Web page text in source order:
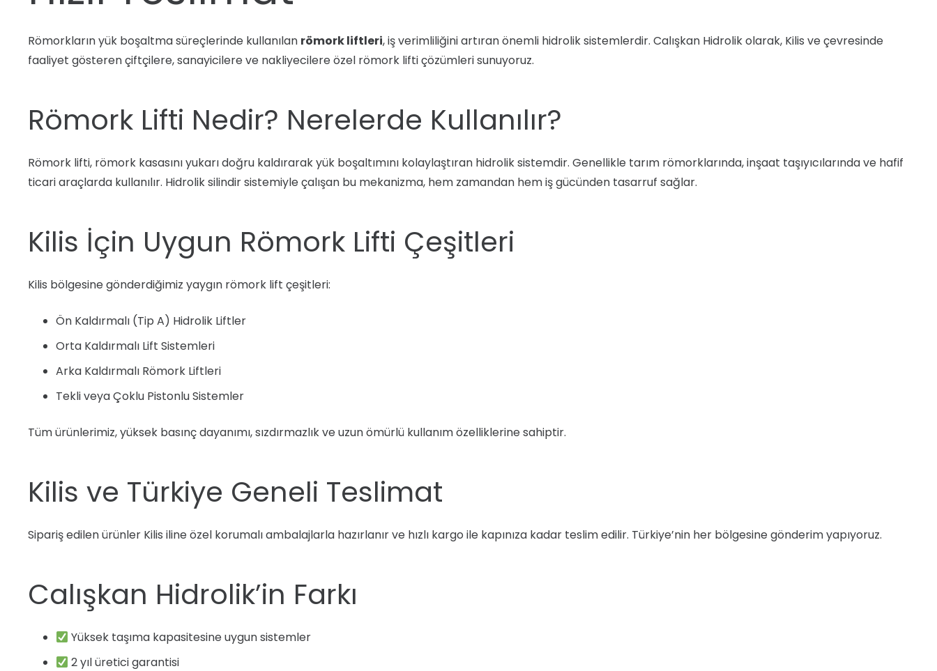
Römorkların yük boşaltma süreçlerinde kullanılan römork liftleri, iş verimliliğini artıran önemli hidrolik sistemlerdir. Calışkan Hidrolik olarak, Kilis ve çevresinde
faaliyet gösteren çiftçilere, sanayicilere ve nakliyecilere özel römork lifti çözümleri sunuyoruz.
Römork Lifti Nedir? Nerelerde Kullanılır?
Römork lifti, römork kasasını yukarı doğru kaldırarak yük boşaltımını kolaylaştıran hidrolik sistemdir. Genellikle tarım römorklarında, inşaat taşıyıcılarında ve hafif
ticari araçlarda kullanılır. Hidrolik silindir sistemiyle çalışan bu mekanizma, hem zamandan hem iş gücünden tasarruf sağlar.
Kilis İçin Uygun Römork Lifti Çeşitleri
Kilis bölgesine gönderdiğimiz yaygın römork lift çeşitleri:
Ön Kaldırmalı (Tip A) Hidrolik Liftler
Orta Kaldırmalı Lift Sistemleri
Arka Kaldırmalı Römork Liftleri
Tekli veya Çoklu Pistonlu Sistemler
Tüm ürünlerimiz, yüksek basınç dayanımı, sızdırmazlık ve uzun ömürlü kullanım özelliklerine sahiptir.
Kilis ve Türkiye Geneli Teslimat
Sipariş edilen ürünler Kilis iline özel korumalı ambalajlarla hazırlanır ve hızlı kargo ile kapınıza kadar teslim edilir. Türkiye’nin her bölgesine gönderim yapıyoruz.
Calışkan Hidrolik’in Farkı
Yüksek taşıma kapasitesine uygun sistemler
2 yıl üretici garantisi